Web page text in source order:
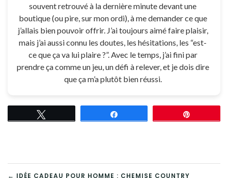
souvent retrouvé à la dernière minute devant une
boutique (ou pire, sur mon ordi), à me demander ce que
j’allais bien pouvoir offrir. J’ai toujours aimé faire plaisir,
mais j’ai aussi connu les doutes, les hésitations, les “est-
ce que ça va lui plaire ?”. Avec le temps, j’ai fini par
prendre ça comme un jeu, un défi à relever, et je dois dire
que ça m’a plutôt bien réussi.
← IDÉE CADEAU POUR HOMME : CHEMISE COUNTRY